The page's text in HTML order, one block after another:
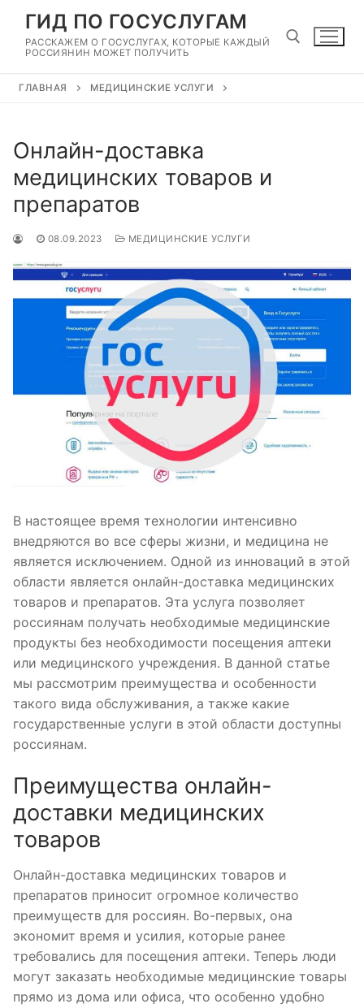
Перейти
содержимому
ГИД ПО ГОСУСЛУГАМ
РАССКАЖЕМ О ГОСУСЛУГАХ, КОТОРЫЕ КАЖДЫЙ
РОССИЯНИН МОЖЕТ ПОЛУЧИТЬ
ГЛАВНАЯ МЕДИЦИНСКИЕ УСЛУГИ
Онлайн-доставка
медицинских товаров и
препаратов
08.09.2023 МЕДИЦИНСКИЕ УСЛУГИ
В настоящее время технологии интенсивно
внедряются во все сферы жизни, и медицина не
является исключением. Одной из инноваций в этой
области является онлайн-доставка медицинских
товаров и препаратов. Эта услуга позволяет
россиянам получать необходимые медицинские
продукты без необходимости посещения аптеки
или медицинского учреждения. В данной статье
мы рассмотрим преимущества и особенности
такого вида обслуживания, а также какие
государственные услуги в этой области доступны
россиянам.
Преимущества онлайн-
доставки медицинских
товаров
Онлайн-доставка медицинских товаров и
препаратов приносит огромное количество
преимуществ для россиян. Во-первых, она
экономит время и усилия, которые ранее
требовались для посещения аптеки. Теперь люди
могут заказать необходимые медицинские товары
прямо из дома или офиса, что особенно удобно